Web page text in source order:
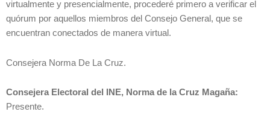
virtualmente y presencialmente, procederé primero a verificar el
quórum por aquellos miembros del Consejo General, que se
encuentran conectados de manera virtual.
Consejera Norma De La Cruz.
Consejera Electoral del INE, Norma de la Cruz Magaña:
Presente.